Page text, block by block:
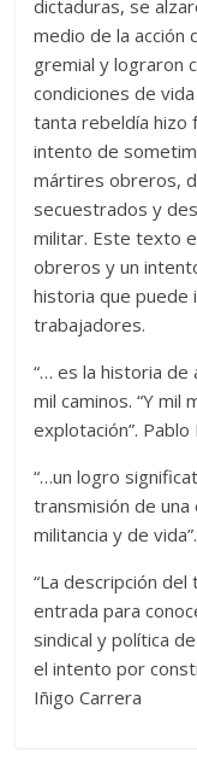
dictaduras, se
medio de la acción
gremial y lograron
condiciones de
tanta rebeldía hizo
intento de
mártires obreros,
secuestrados y
militar. Este texto
obreros y un
historia que puede
trabajadores.
“… es la historia de
mil caminos. “Y mil
explotación”. Pablo
“…un logro
transmisión de una
militancia y de
“La descripción
entrada para
sindical y política
el intento por
Iñigo Carrera